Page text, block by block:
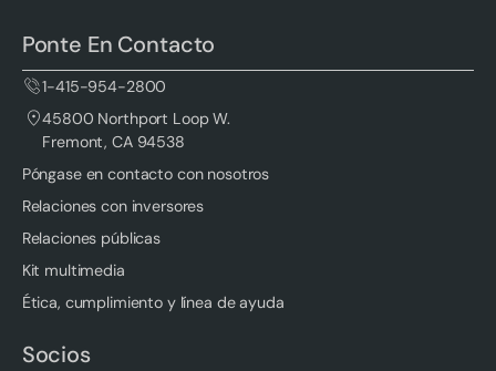
Ponte En Contacto
1-415-954-2800
45800 Northport Loop W.
Fremont, CA 94538
Póngase en contacto con nosotros
Relaciones con inversores
Relaciones públicas
Kit multimedia
Ética, cumplimiento y línea de ayuda
Socios